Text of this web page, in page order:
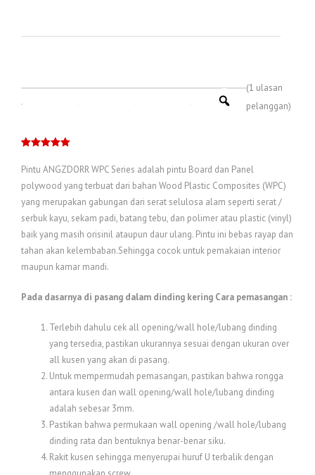
dari 5
berdasarkan
penilaian
pelanggan
(1 ulasan
pelanggan)
Pintu ANGZDORR WPC Series adalah pintu Board dan Panel
polywood yang terbuat dari bahan Wood Plastic Composites (WPC)
yang merupakan gabungan dari serat selulosa alam seperti serat /
serbuk kayu, sekam padi, batang tebu, dan polimer atau plastic (vinyl)
baik yang masih orisinil ataupun daur ulang. Pintu ini bebas rayap dan
tahan akan kelembaban.Sehingga cocok untuk pemakaian interior
maupun kamar mandi.
Pada dasarnya di pasang dalam dinding kering Cara pemasangan :
Terlebih dahulu cek all opening/wall hole/lubang dinding
yang tersedia, pastikan ukurannya sesuai dengan ukuran over
all kusen yang akan di pasang.
Untuk mempermudah pemasangan, pastikan bahwa rongga
antara kusen dan wall opening/wall hole/lubang dinding
adalah sebesar 3mm.
Pastikan bahwa permukaan wall opening /wall hole/lubang
dinding rata dan bentuknya benar-benar siku.
Rakit kusen sehingga menyerupai huruf U terbalik dengan